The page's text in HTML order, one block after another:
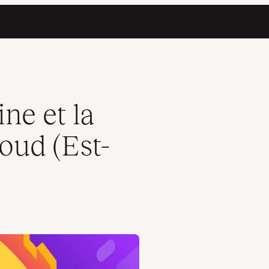
?)
et la
(Est-